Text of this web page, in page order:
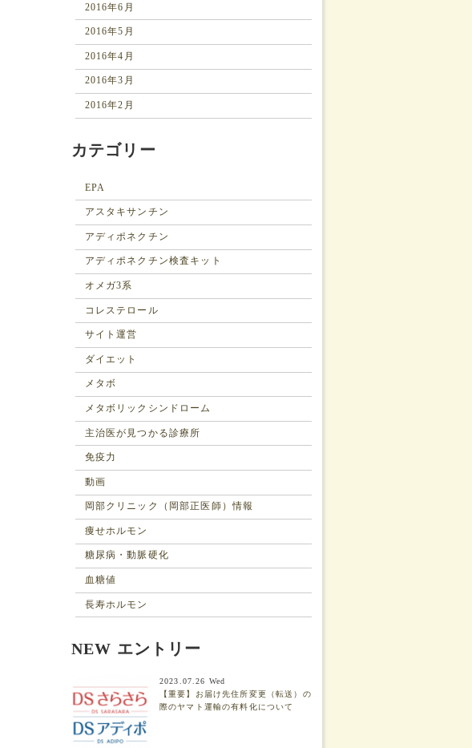
2016年6月
2016年5月
2016年4月
2016年3月
2016年2月
カテゴリー
EPA
アスタキサンチン
アディポネクチン
アディポネクチン検査キット
オメガ3系
コレステロール
サイト運営
ダイエット
メタボ
メタボリックシンドローム
主治医が見つかる診療所
免疫力
動画
岡部クリニック（岡部正医師）情報
痩せホルモン
糖尿病・動脈硬化
血糖値
長寿ホルモン
NEW エントリー
2023.07.26 Wed
【重要】お届け先住所変更（転送）の
際のヤマト運輸の有料化について